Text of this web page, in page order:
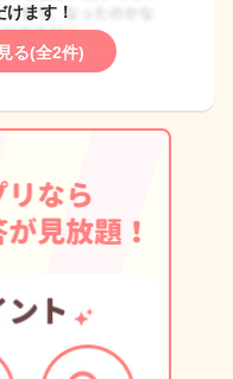
ます！
る(全2件)